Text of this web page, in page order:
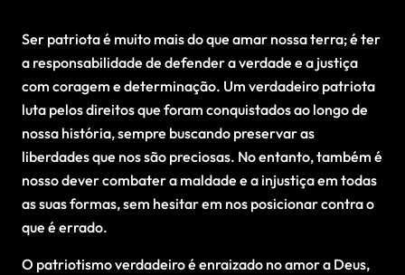
Ser patriota é muito mais do que amar nossa terra; é ter
a responsabilidade de defender a verdade e a justiça
com coragem e determinação. Um verdadeiro patriota
luta pelos direitos que foram conquistados ao longo de
nossa história, sempre buscando preservar as
liberdades que nos são preciosas. No entanto, também é
nosso dever combater a maldade e a injustiça em todas
as suas formas, sem hesitar em nos posicionar contra o
que é errado.
O patriotismo verdadeiro é enraizado no amor a Deus,